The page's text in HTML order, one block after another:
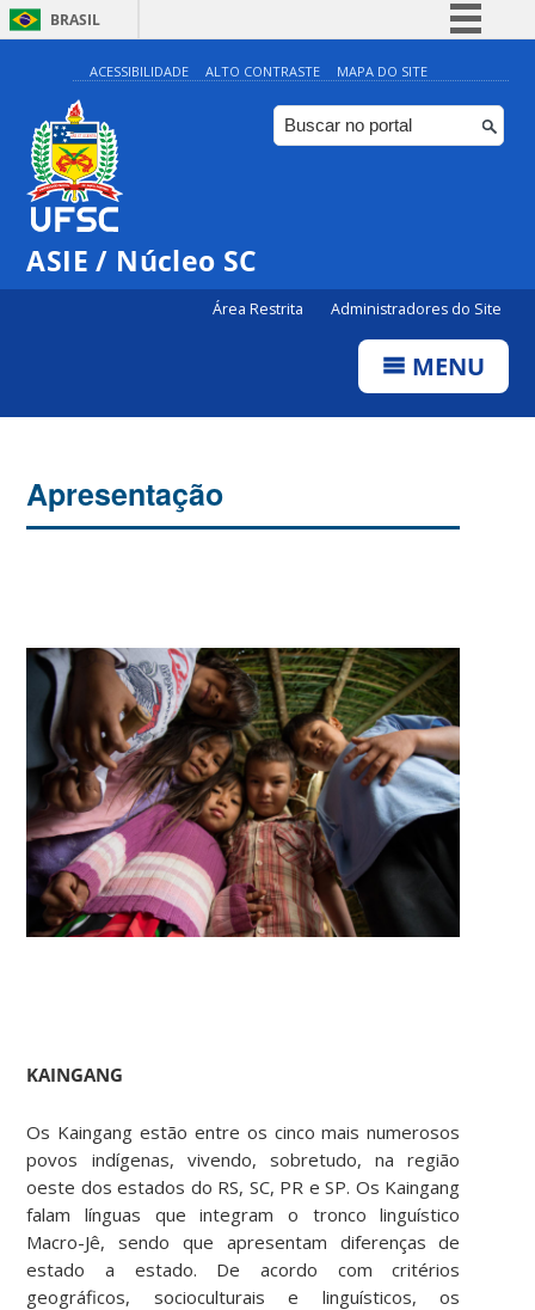
BRASIL
Simplifique!
Comunica BR
Participe
ACESSIBILIDADE ALTO CONTRASTE MAPA DO SITE
ASIE / Núcleo SC
Área Restrita Administradores do Site
MENU
Apresentação
KAINGANG
Os Kaingang estão entre os cinco mais numerosos
povos indígenas, vivendo, sobretudo, na região
oeste dos estados do RS, SC, PR e SP. Os Kaingang
falam línguas que integram o tronco linguístico
Macro-Jê, sendo que apresentam diferenças de
estado a estado. De acordo com critérios
geográficos, socioculturais e linguísticos, os